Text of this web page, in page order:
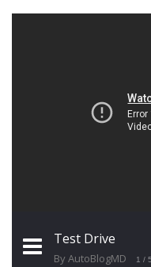
Test Drive
By AutoBlogMD 1 /